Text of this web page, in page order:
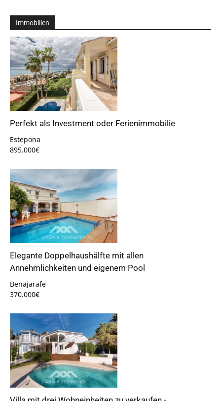
Immobilien
Perfekt als Investment oder Ferienimmobilie
Estepona
895.000€
Elegante Doppelhaushälfte mit allen
Annehmlichkeiten und eigenem Pool
Benajarafe
370.000€